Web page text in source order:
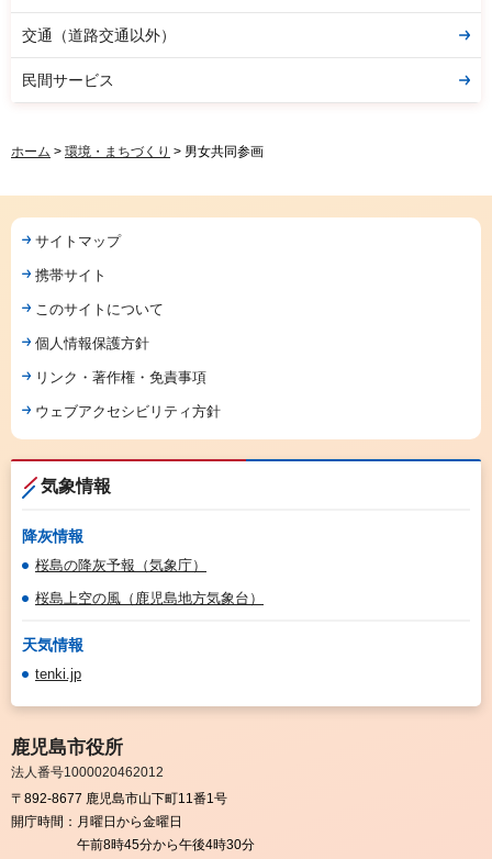
交通（道路交通以外）
民間サービス
ホーム > 環境・まちづくり > 男女共同参画
サイトマップ
携帯サイト
このサイトについて
個人情報保護方針
リンク・著作権・免責事項
ウェブアクセシビリティ方針
気象情報
降灰情報
桜島の降灰予報（気象庁）
桜島上空の風（鹿児島地方気象台）
天気情報
tenki.jp
鹿児島市役所
法人番号1000020462012
〒892-8677 鹿児島市山下町11番1号
開庁時間： 月曜日から金曜日
午前8時45分から午後4時30分